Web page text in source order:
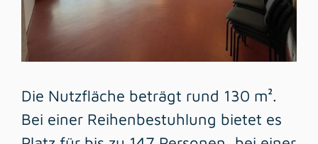
Die Nutzfläche beträgt rund 130 m².
Bei einer Reihenbestuhlung bietet es